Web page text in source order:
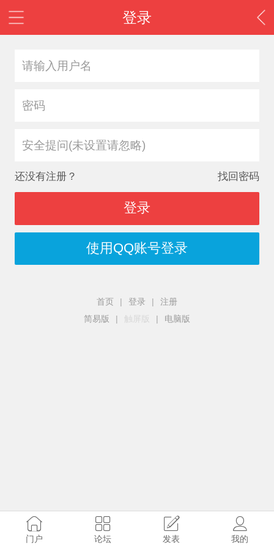
登录
安全提问(未设置请忽略)
还没有注册？ 找回密码
登录
使用QQ账号登录
首页 | 登录 |
注册
简易版
| 触屏版 | 电脑版
门户 论坛 发表 我的